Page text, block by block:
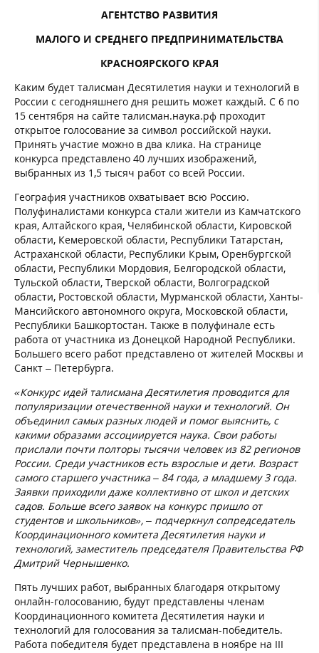
АГЕНТСТВО РАЗВИТИЯ
МАЛОГО И СРЕДНЕГО ПРЕДПРИНИМАТЕЛЬСТВА
КРАСНОЯРСКОГО КРАЯ
Каким будет талисман Десятилетия науки и технологий в
России с сегодняшнего дня решить может каждый. С 6 по
15 сентября на сайте талисман.наука.рф проходит
открытое голосование за символ российской науки.
Принять участие можно в два клика. На странице
конкурса представлено 40 лучших изображений,
выбранных из 1,5 тысяч работ со всей России.
География участников охватывает всю Россию.
Полуфиналистами конкурса стали жители из Камчатского
края, Алтайского края, Челябинской области, Кировской
области, Кемеровской области, Республики Татарстан,
Астраханской области, Республики Крым, Оренбургской
области, Республики Мордовия, Белгородской области,
Тульской области, Тверской области, Волгоградской
области, Ростовской области, Мурманской области, Ханты-
Мансийского автономного округа, Московской области,
Республики Башкортостан. Также в полуфинале есть
работа от участника из Донецкой Народной Республики.
Большего всего работ представлено от жителей Москвы и
Санкт – Петербурга.
«Конкурс идей талисмана Десятилетия проводится для
популяризации отечественной науки и технологий. Он
объединил самых разных людей и помог выяснить, с
какими образами ассоциируется наука. Свои работы
прислали почти полторы тысячи человек из 82 регионов
России. Среди участников есть взрослые и дети. Возраст
самого старшего участника – 84 года, а младшему 3 года.
Заявки приходили даже коллективно от школ и детских
садов. Больше всего заявок на конкурс пришло от
студентов и школьников», – подчеркнул сопредседатель
Координационного комитета Десятилетия науки и
технологий, заместитель председателя Правительства РФ
Дмитрий Чернышенко.
Пять лучших работ, выбранных благодаря открытому
онлайн-голосованию, будут представлены членам
Координационного комитета Десятилетия науки и
технологий для голосования за талисман-победитель.
Работа победителя будет представлена в ноябре на III